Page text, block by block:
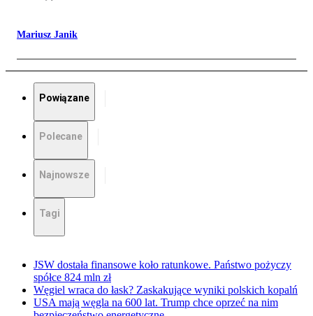
Mariusz Janik
Powiązane
Polecane
Najnowsze
Tagi
JSW dostała finansowe koło ratunkowe. Państwo pożyczy
spółce 824 mln zł
Węgiel wraca do łask? Zaskakujące wyniki polskich kopalń
USA mają węgla na 600 lat. Trump chce oprzeć na nim